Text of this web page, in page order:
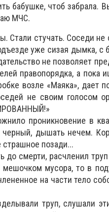
бабушке, чтоб забрала.
МЧС.
Стали стучать. Соседи не
уже сизая дымка, с
не позволяет
правопорядка, а пока
возле «Маяка», дает
не своим голосом
проникновение в
дышать нечем.
страшное позади...
до смерти, расчленил
мусора, то в
на части тело
труп, слушали